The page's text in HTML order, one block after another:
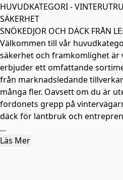
HUVUDKATEGORI -
SÄKERHET
SNÖKEDJOR OCH DÄCK FRÅN
Välkommen till vår
säkerhet och framkomlighet är
erbjuder ett omfattande
från marknadsledande
många fler. Oavsett om du är
fordonets grepp på
däck för lantbruk och
...
Läs Mer